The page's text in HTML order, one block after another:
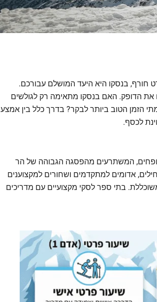
חורף, בנסקו היא היעד המושלם עבורכם.
את הדופק. האם בנסקו מתאימה רק לגולשים
הזמן הטוב ביותר לבקר? בדרך כלל בין אמצע
לכסף.
גן עדן לחובבי סקי וסנובורד. עם למעלה מ-75 ק"מ של מסלולים מטופחים, המשתרעים מהפסגה הגבוהה של הר
אדומים למתקדמים ושחורים למקצוענים
בתי ספר לסקי מקצועיים עם מדריכים